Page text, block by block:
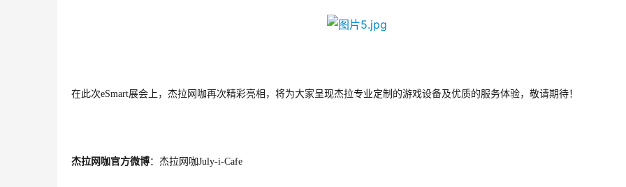
在此次eSmart展会上，杰拉网咖再次精彩亮相，将为大家呈现杰拉专业定制的游戏设备及优质的服务体验，敬请期待！
杰拉网咖官方微博：杰拉网咖July-i-Cafe